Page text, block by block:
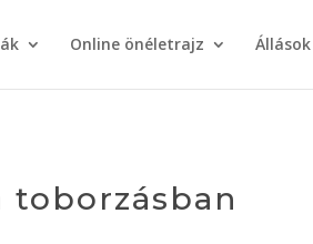
Online önéletrajz Állások
toborzásban